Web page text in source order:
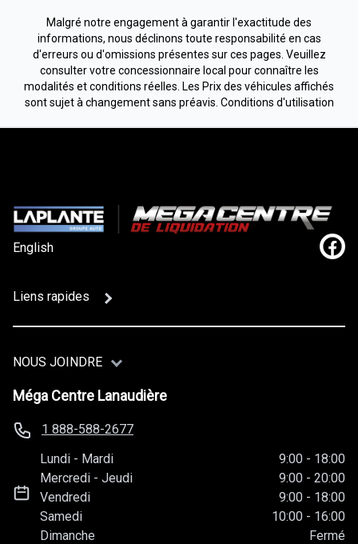
Malgré notre engagement à garantir l'exactitude des
informations, nous déclinons toute responsabilité en cas
d'erreurs ou d'omissions présentes sur ces pages. Veuillez
consulter votre concessionnaire local pour connaître les
modalités et conditions réelles. Les Prix des véhicules affichés
sont sujet à changement sans préavis. Conditions d'utilisation
English
Liens rapides
NOUS JOINDRE
Méga Centre Lanaudière
1 888-588-2677
Lundi - Mardi 9:00 - 18:00
Mercredi -Jeudi 9:00 - 20:00
Vendredi
9:00 - 18:00
Samedi
10:00 - 16:00
Dimanche
Fermé